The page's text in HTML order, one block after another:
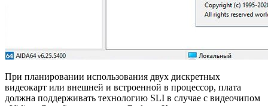
При планировании использования двух дискретных
видеокарт или внешней и встроенной в процессор, плата
должна поддерживать технологию SLI в случае с видеочипом